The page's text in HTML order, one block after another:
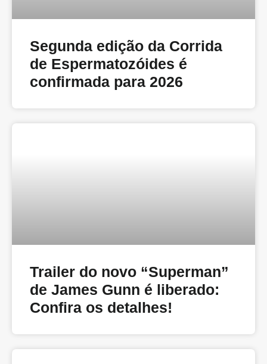
Segunda edição da Corrida
de Espermatozóides é
confirmada para 2026
Trailer do novo “Superman”
de James Gunn é liberado:
Confira os detalhes!